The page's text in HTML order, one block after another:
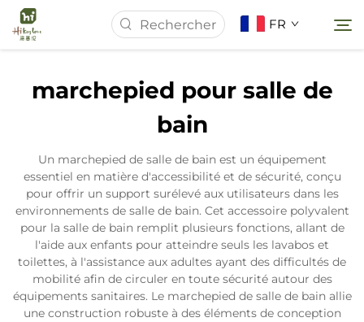
FR
À Propos de Nous
Produits
Actualités
Études de Cas
marchepied pour salle de
bain
Un marchepied de salle de bain est un équipement
essentiel en matière d'accessibilité et de sécurité, conçu
pour offrir un support surélevé aux utilisateurs dans les
environnements de salle de bain. Cet accessoire polyvalent
pour la salle de bain remplit plusieurs fonctions, allant de
l'aide aux enfants pour atteindre seuls les lavabos et
toilettes, à l'assistance aux adultes ayant des difficultés de
mobilité afin de circuler en toute sécurité autour des
équipements sanitaires. Le marchepied de salle de bain allie
une construction robuste à des éléments de conception